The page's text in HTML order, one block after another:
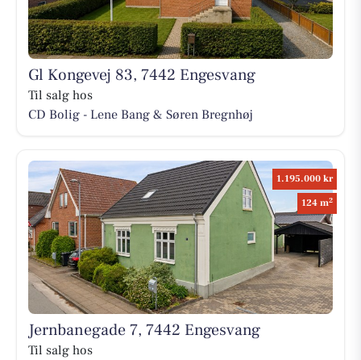
Gl Kongevej 83, 7442 Engesvang
Til salg hos
CD Bolig - Lene Bang & Søren Bregnhøj
1.195.000 kr
124 m2
Jernbanegade 7, 7442 Engesvang
Til salg hos